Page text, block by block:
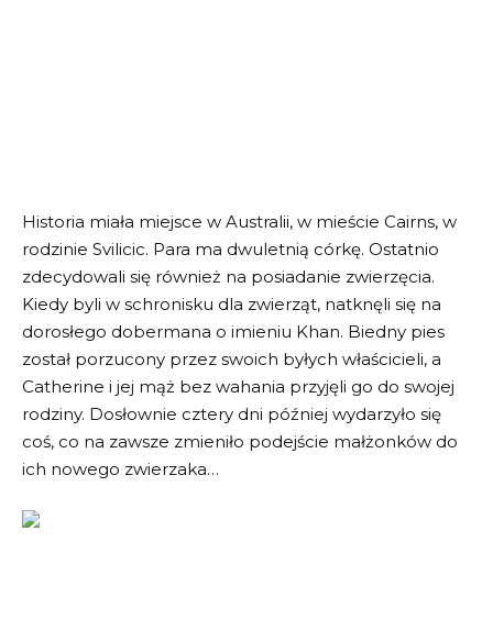
Historia miała miejsce w Australii, w mieście Cairns, w
rodzinie Svilicic. Para ma dwuletnią córkę. Ostatnio
zdecydowali się również na posiadanie zwierzęcia.
Kiedy byli w schronisku dla zwierząt, natknęli się na
dorosłego dobermana o imieniu Khan. Biedny pies
został porzucony przez swoich byłych właścicieli, a
Catherine i jej mąż bez wahania przyjęli go do swojej
rodziny. Dosłownie cztery dni później wydarzyło się
coś, co na zawsze zmieniło podejście małżonków do
ich nowego zwierzaka…